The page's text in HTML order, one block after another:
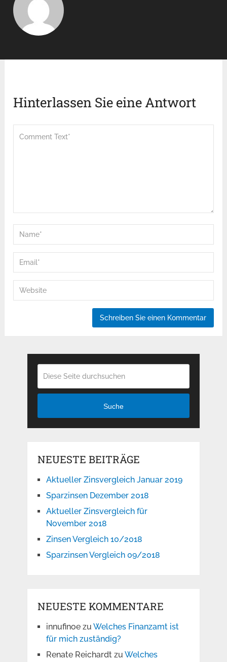
Hinterlassen Sie eine Antwort
Suche
NEUESTE BEITRÄGE
Aktueller Zinsvergleich Januar 2019
Sparzinsen Dezember 2018
Aktueller Zinsvergleich für
November 2018
Zinsen Vergleich 10/2018
Sparzinsen Vergleich 09/2018
NEUESTE KOMMENTARE
innufinoezu Welches Finanzamt ist
für mich zuständig?
Renate Reichardtzu Welches